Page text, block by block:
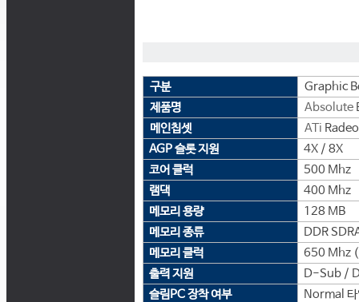
구분
Graphic
제품명
Absolute
메인칩셋
ATi
AGP 슬롯 지원
4X / 8X
코어 클럭
500 Mhz
램댁
400 Mhz
메모리 용량
128 MB
메모리 종류
DDR
메모리 클럭
650 Mhz
출력 지원
D-Sub /
슬림PC 장착 여부
Normal 타